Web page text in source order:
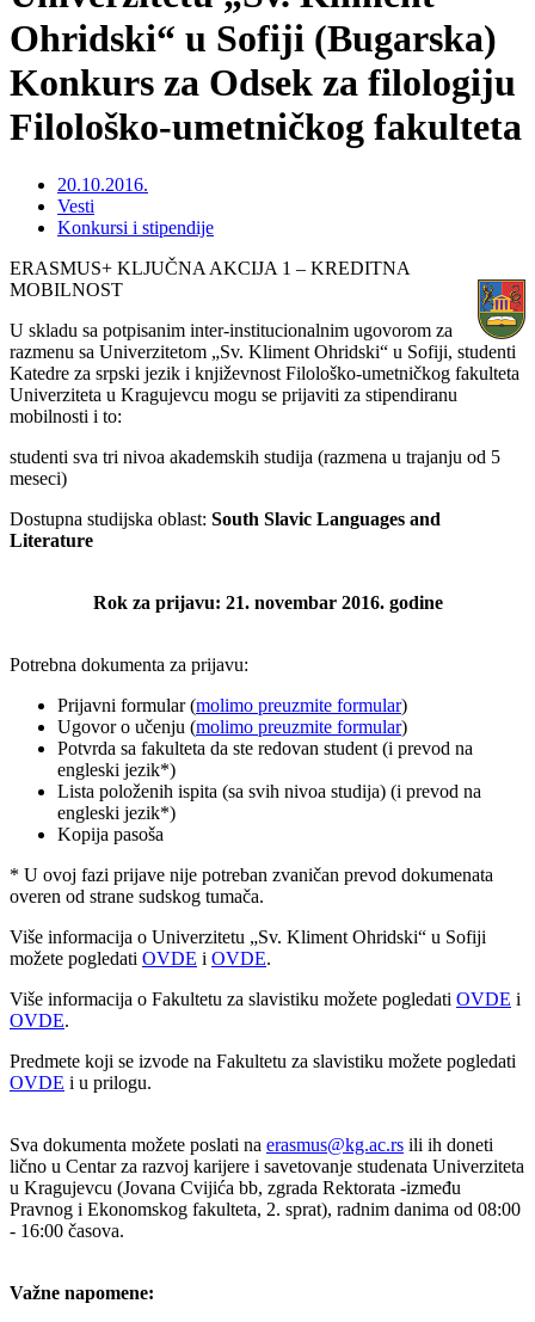
Ohridski“ u Sofiji (Bugarska)
Konkurs za Odsek za filologiju
Filološko-umetničkog fakulteta
20.10.2016.
Vesti
Konkursi i stipendije
ERASMUS+ KLJUČNA AKCIJA 1 – KREDITNA
MOBILNOST
U skladu sa potpisanim inter-institucionalnim ugovorom za
razmenu sa Univerzitetom „Sv. Kliment Ohridski“ u Sofiji, studenti
Katedre za srpski jezik i književnost Filološko-umetničkog fakulteta
Univerziteta u Kragujevcu mogu se prijaviti za stipendiranu
mobilnosti i to:
studenti sva tri nivoa akademskih studija (razmena u trajanju od 5
meseci)
Dostupna studijska oblast: South Slavic Languages and
Literature
Rok za prijavu: 21. novembar 2016. godine
Potrebna dokumenta za prijavu:
Prijavni formular (molimo preuzmite formular)
Ugovor o učenju (molimo preuzmite formular)
Potvrda sa fakulteta da ste redovan student (i prevod na
engleski jezik*)
Lista položenih ispita (sa svih nivoa studija) (i prevod na
engleski jezik*)
Kopija pasoša
* U ovoj fazi prijave nije potreban zvaničan prevod dokumenata
overen od strane sudskog tumača.
Više informacija o Univerzitetu „Sv. Kliment Ohridski“ u Sofiji
možete pogledati OVDE i OVDE.
Više informacija o Fakultetu za slavistiku možete pogledati OVDE i
OVDE.
Predmete koji se izvode na Fakultetu za slavistiku možete pogledati
OVDE i u prilogu.
Sva dokumenta možete poslati na erasmus@kg.ac.rs ili ih doneti
lično u Centar za razvoj karijere i savetovanje studenata Univerziteta
u Kragujevcu (Jovana Cvijića bb, zgrada Rektorata -između
Pravnog i Ekonomskog fakulteta, 2. sprat), radnim danima od 08:00
- 16:00 časova.
Važne napomene: